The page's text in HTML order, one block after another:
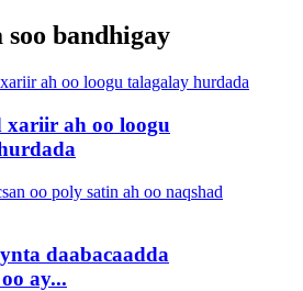
bandhigay
xariir ah oo loogu
daabacaadda
ay...